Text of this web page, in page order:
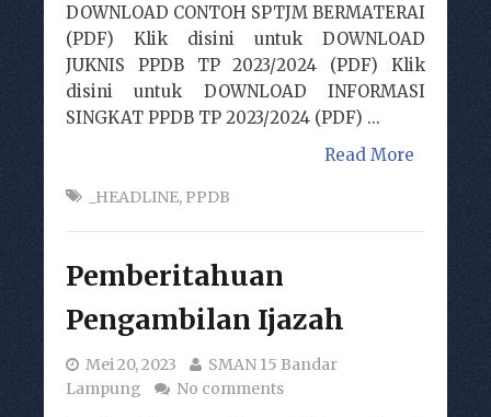
DOWNLOAD CONTOH SPTJM BERMATERAI
(PDF) Klik disini untuk DOWNLOAD
JUKNIS PPDB TP 2023/2024 (PDF) Klik
disini untuk DOWNLOAD INFORMASI
SINGKAT PPDB TP 2023/2024 (PDF) ...
Read More
_HEADLINE, PPDB
Pemberitahuan
Pengambilan Ijazah
Mei 20, 2023
SMAN 15 Bandar
Lampung
No comments